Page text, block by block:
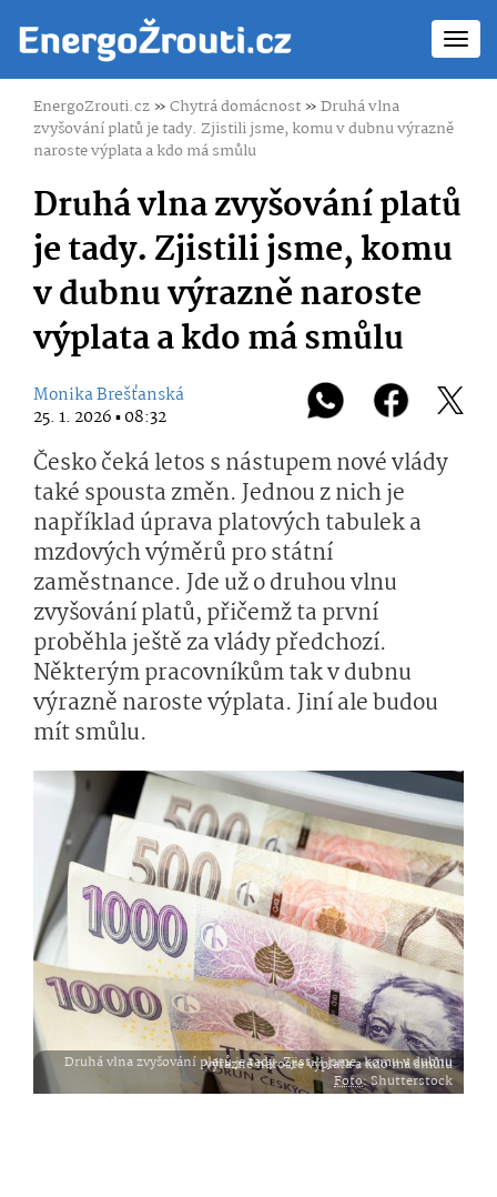
EnergoZrouti.cz»Chytrá domácnost»Druhá vlna
zvyšování platů je tady. Zjistili jsme, komu v dubnu výrazně
naroste výplata a kdo má smůlu
Druhá vlna zvyšování platů
je tady. Zjistili jsme, komu
v dubnu výrazně naroste
výplata a kdo má smůlu
Monika Brešťanská
25. 1. 2026 ▪ 08:32
Česko čeká letos s nástupem nové vlády
také spousta změn. Jednou z nich je
například úprava platových tabulek a
mzdových výměrů pro státní
zaměstnance. Jde už o druhou vlnu
zvyšování platů, přičemž ta první
proběhla ještě za vlády předchozí.
Některým pracovníkům tak v dubnu
výrazně naroste výplata. Jiní ale budou
mít smůlu.
Druhá vlna zvyšování platů je tady. Zjistili jsme, komu v dubnu výrazně naroste výplata a kdo má smůlu
Foto: Shutterstock